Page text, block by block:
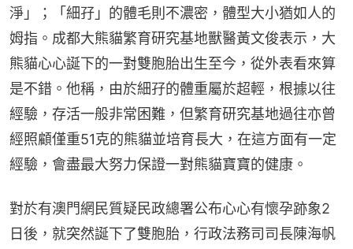
淨」；「細孖」的體毛則不濃密，體型大小猶如人的
姆指。成都大熊貓繁育研究基地獸醫黃文俊表示，大
熊貓心心誕下的一對雙胞胎出生至今，從外表看來算
是不錯。他稱，由於細孖的體重屬於超輕，根據以往
經驗，存活一般非常困難，但繁育研究基地過往亦曾
經照顧僅重51克的熊貓並培育長大，在這方面有一定
經驗，會盡最大努力保證一對熊貓寶寶的健康。
對於有澳門網民質疑民政總署公布心心有懷孕跡象2
日後，就突然誕下了雙胞胎，行政法務司司長陳海帆